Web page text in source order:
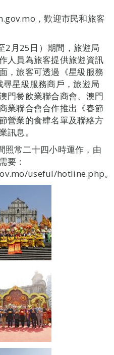
，歡迎市民和旅客
2月25日）期間，旅遊局
人員為旅客提供旅遊資訊
，旅客可透過《星級服務
星級服務商戶，旅遊局
門餐飲業聯合商會、澳門
業聯合會合作推出《春節
營業的食肆名單及聯絡方
訊息。
常二十四小時運作，由
要：
useful/hotline.php。